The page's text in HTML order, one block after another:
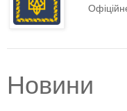
Новини